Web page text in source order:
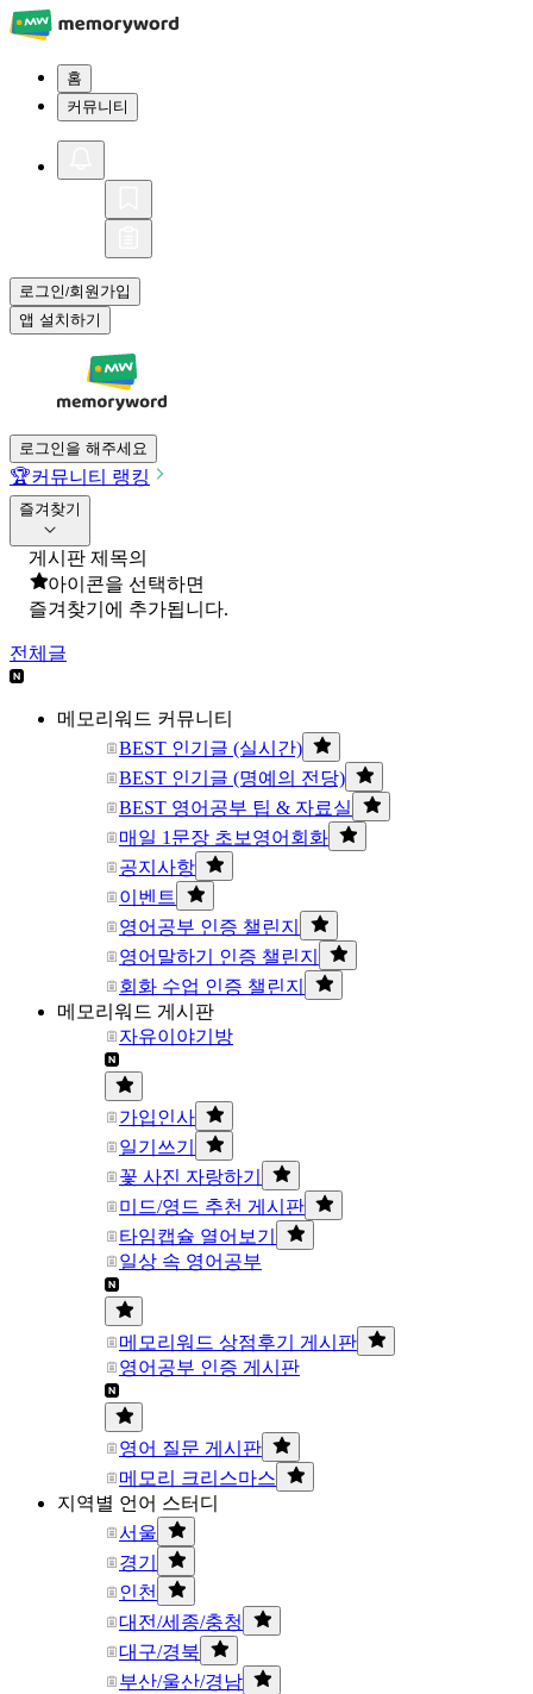
홈
커뮤니티
로그인/회원가입
앱 설치하기
로그인을 해주세요
🏆커뮤니티 랭킹
즐겨찾기
게시판 제목의
아이콘을 선택하면
즐겨찾기에 추가됩니다.
전체글
메모리워드 커뮤니티
BEST 인기글 (실시간)
BEST 인기글 (명예의 전당)
BEST 영어공부 팁 & 자료실
매일 1문장 초보영어회화
공지사항
이벤트
영어공부 인증 챌린지
영어말하기 인증 챌린지
회화 수업 인증 챌린지
메모리워드 게시판
자유이야기방
가입인사
일기쓰기
꽃 사진 자랑하기
미드/영드 추천 게시판
타임캡슐 열어보기
일상 속 영어공부
메모리워드 상점후기 게시판
영어공부 인증 게시판
영어 질문 게시판
메모리 크리스마스
지역별 언어 스터디
서울
경기
인천
대전/세종/충청
대구/경북
부산/울산/경남